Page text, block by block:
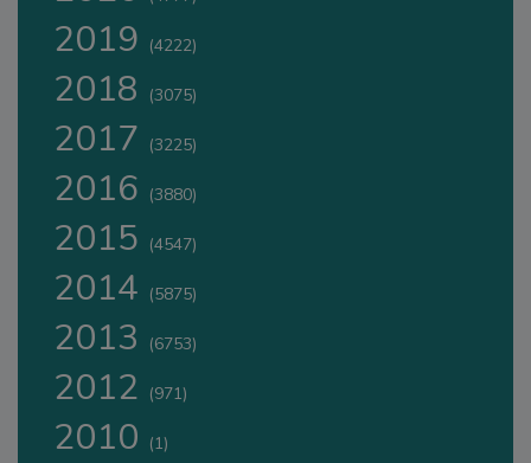
2019 (4222)
2018 (3075)
2017 (3225)
2016 (3880)
2015 (4547)
2014 (5875)
2013 (6753)
2012 (971)
2010 (1)